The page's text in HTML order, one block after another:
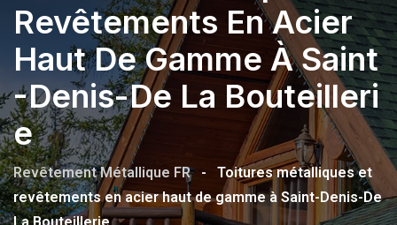
Revêtements En Acier
Haut De Gamme À Saint
-Denis-De La Bouteilleri
E
Revêtement Métallique FR -
Toitures métalliques et
revêtements en acier haut de gamme à Saint-Denis-De